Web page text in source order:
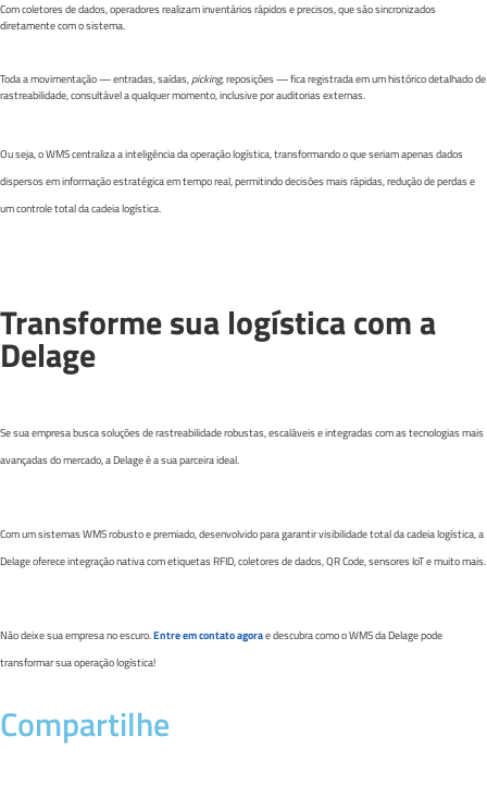
Com coletores de dados, operadores realizam inventários rápidos e precisos, que são sincronizados
diretamente com o sistema.
Toda a movimentação — entradas, saídas,picking, reposições — fica registrada em um histórico detalhado de
rastreabilidade, consultável a qualquer momento, inclusive por auditorias externas.
Ou seja, o WMS centraliza a inteligência da operação logística, transformando o que seriam apenas dados
dispersos em informação estratégica em tempo real, permitindo decisões mais rápidas, redução de perdas e
um controle total da cadeia logística.
Transforme sua logística com a
Delage
Se sua empresa busca soluções de rastreabilidade robustas, escaláveis e integradas com as tecnologias mais
avançadas do mercado, a Delage é a sua parceira ideal.
Com um sistemas WMS robusto e premiado, desenvolvido para garantir visibilidade total da cadeia logística, a
Delage oferece integração nativa com etiquetas RFID, coletores de dados, QR Code, sensores IoT e muito mais.
Não deixe sua empresa no escuro.Entre em contato agorae descubra como o WMS da Delage pode
transformar sua operação logística!
Compartilhe